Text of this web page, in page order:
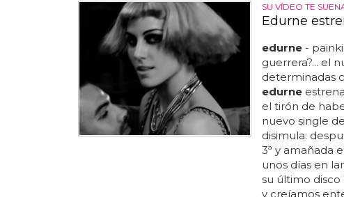
SU VÍDEO TE
Edurne
edurne-
guerrera?... el
determinadas
edurne
el tirón de
nuevo single
disimula:
3ª y amañada
unos días en
su último disco
y creíamos